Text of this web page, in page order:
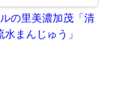
の里美濃加茂「清
水まんじゅう」